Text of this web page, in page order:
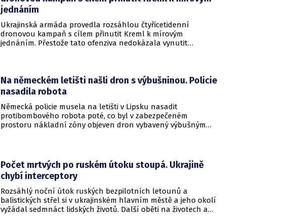
jednáním
Ukrajinská armáda provedla rozsáhlou čtyřicetidenní
dronovou kampaň s cílem přinutit Kreml k mírovým
jednáním. Přestože tato ofenziva nedokázala vynutit
Na německém letišti našli dron s výbušninou. Policie
nasadila robota
Německá policie musela na letišti v Lipsku nasadit
protibombového robota poté, co byl v zabezpečeném
prostoru nákladní zóny objeven dron vybavený výbušným
Počet mrtvých po ruském útoku stoupá. Ukrajině
chybí interceptory
Rozsáhlý noční útok ruských bezpilotních letounů a
balistických střel si v ukrajinském hlavním městě a jeho okolí
vyžádal sedmnáct lidských životů. Další oběti na životech a